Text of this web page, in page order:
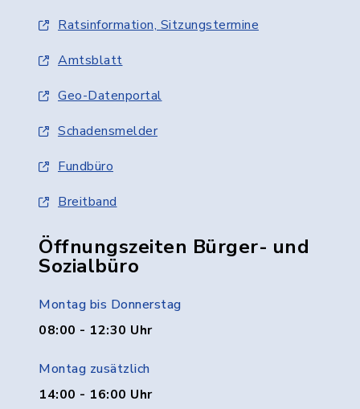
Ratsinformation, Sitzungstermine
Amtsblatt
Geo-Datenportal
Schadensmelder
Fundbüro
Breitband
Öffnungszeiten Bürger- und
Sozialbüro
Montag bis Donnerstag
08:00 - 12:30 Uhr
Montag zusätzlich
14:00 - 16:00 Uhr